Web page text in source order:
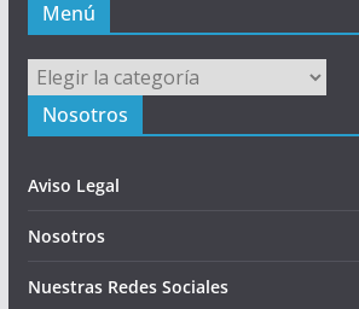
Menú
Menú
Nosotros
Aviso Legal
Nosotros
Nuestras Redes Sociales